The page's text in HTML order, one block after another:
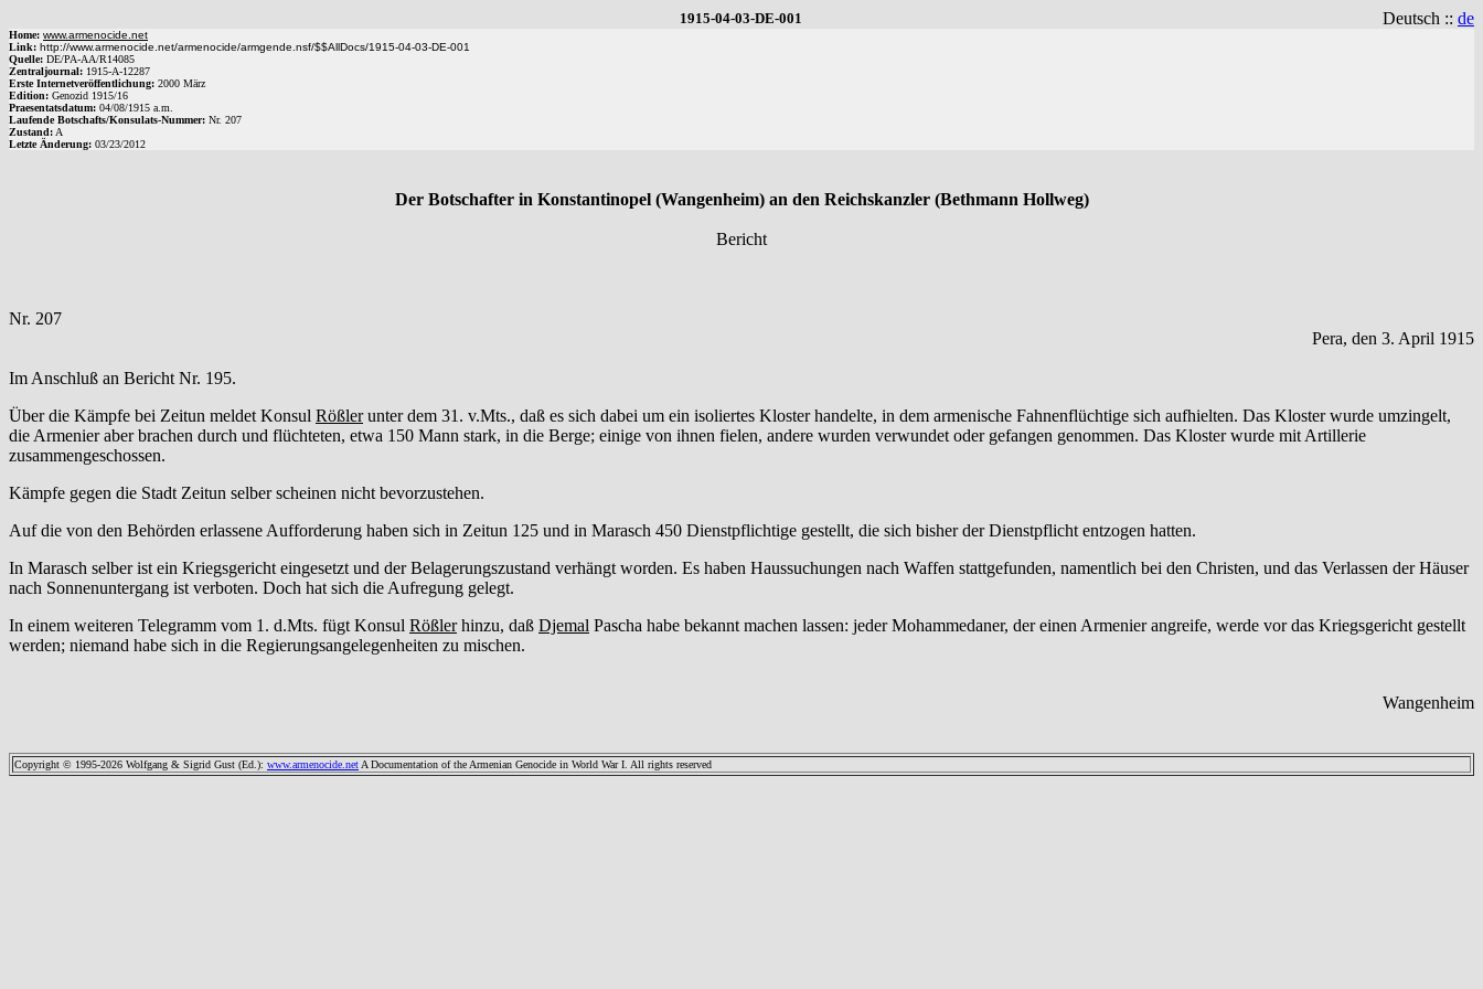
1915-04-03-DE-001 Deutsch :: de
Home: www.armenocide.net
Link: http://www.armenocide.net/armenocide/armgende.nsf/$$AllDocs/1915-04-03-DE-001
Quelle: DE/PA-AA/R14085
Zentraljournal: 1915-A-12287
Erste Internetveröffentlichung: 2000 März
Edition: Genozid 1915/16
Praesentatsdatum: 04/08/1915 a.m.
Laufende Botschafts/Konsulats-Nummer: Nr. 207
Zustand: A
Letzte Änderung: 03/23/2012
Der Botschafter in Konstantinopel (Wangenheim) an den Reichskanzler (Bethmann Hollweg)
Bericht
Nr. 207
Pera, den 3. April 1915
Im Anschluß an Bericht Nr. 195.
Über die Kämpfe bei Zeitun meldet Konsul Rößlerunter dem 31. v.Mts., daß es sich dabei um ein isoliertes Kloster handelte, in dem armenische Fahnenflüchtige sich aufhielten. Das Kloster wurde umzingelt,
die Armenier aber brachen durch und flüchteten, etwa 150 Mann stark, in die Berge; einige von ihnen fielen, andere wurden verwundet oder gefangen genommen. Das Kloster wurde mit Artillerie
zusammengeschossen.
Kämpfe gegen die Stadt Zeitun selber scheinen nicht bevorzustehen.
Auf die von den Behörden erlassene Aufforderung haben sich in Zeitun 125 und in Marasch 450 Dienstpflichtige gestellt, die sich bisher der Dienstpflicht entzogen hatten.
In Marasch selber ist ein Kriegsgericht eingesetzt und der Belagerungszustand verhängt worden. Es haben Haussuchungen nach Waffen stattgefunden, namentlich bei den Christen, und das Verlassen der Häuser
nach Sonnenuntergang ist verboten. Doch hat sich die Aufregung gelegt.
In einem weiteren Telegramm vom 1. d.Mts. fügt Konsul Rößlerhinzu, daß Djemal Pascha habe bekannt machen lassen: jeder Mohammedaner, der einen Armenier angreife, werde vor das Kriegsgericht gestellt
werden; niemand habe sich in die Regierungsangelegenheiten zu mischen.
Wangenheim
Copyright © 1995-2026 Wolfgang & Sigrid Gust (Ed.): www.armenocide.net A Documentation of the Armenian Genocide in World War I. All rights reserved